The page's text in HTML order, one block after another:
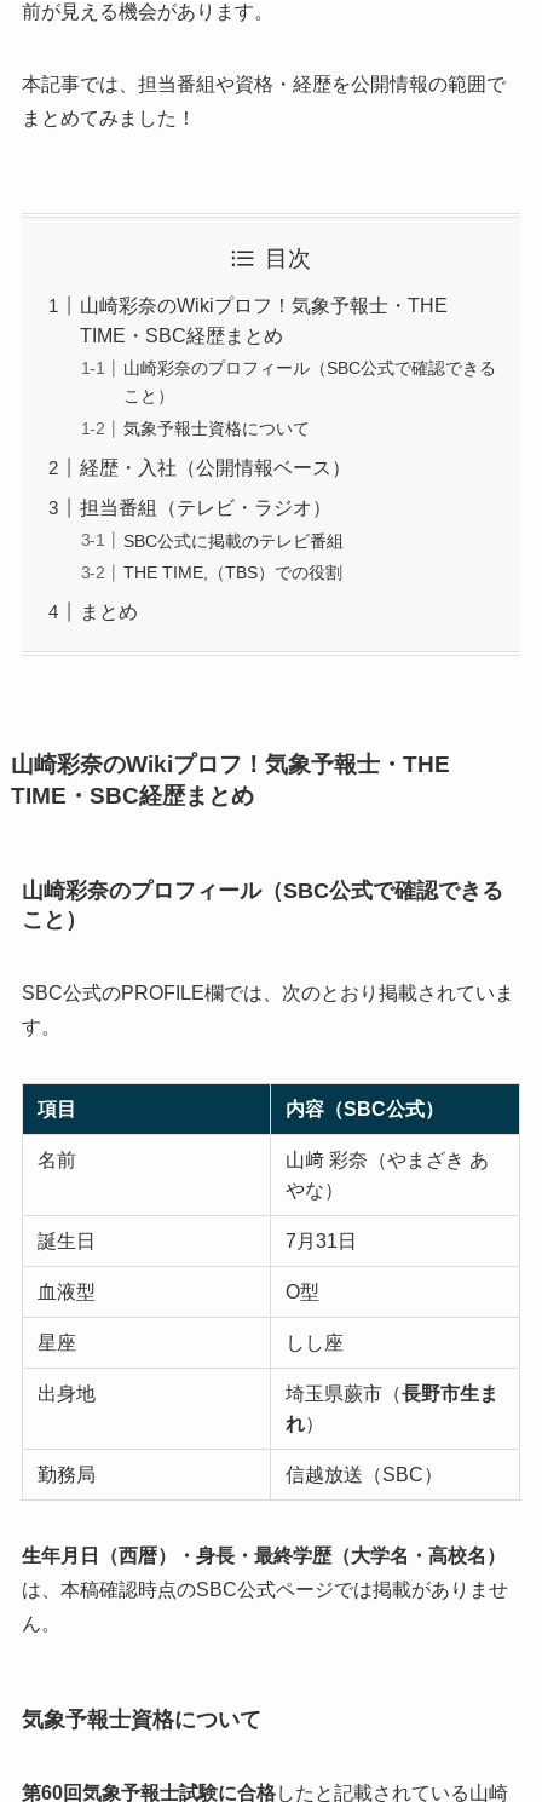
前が見える機会があります。
本記事では、担当番組や資格・経歴を公開情報の範囲で
まとめてみました！
目次
山崎彩奈のWikiプロフ！気象予報士・THE
TIME・SBC経歴まとめ
山崎彩奈のプロフィール（SBC公式で確認できる
こと）
気象予報士資格について
経歴・入社（公開情報ベース）
担当番組（テレビ・ラジオ）
SBC公式に掲載のテレビ番組
THE TIME,（TBS）での役割
まとめ
山崎彩奈のWikiプロフ！気象予報士・THE
TIME・SBC経歴まとめ
山崎彩奈のプロフィール（SBC公式で確認できる
こと）
SBC公式のPROFILE欄では、次のとおり掲載されていま
す。
項目 内容（SBC公式）
名前
山﨑 彩奈（やまざき あ
やな）
誕生日 7月31日
血液型 O型
星座 しし座
出身地 埼玉県蕨市（長野市生ま
れ）
勤務局 信越放送（SBC）
生年月日（西暦）・身長・最終学歴（大学名・高校名）
は、本稿確認時点のSBC公式ページでは掲載がありませ
ん。
気象予報士資格について
第60回気象予報士試験に合格したと記載されている山崎